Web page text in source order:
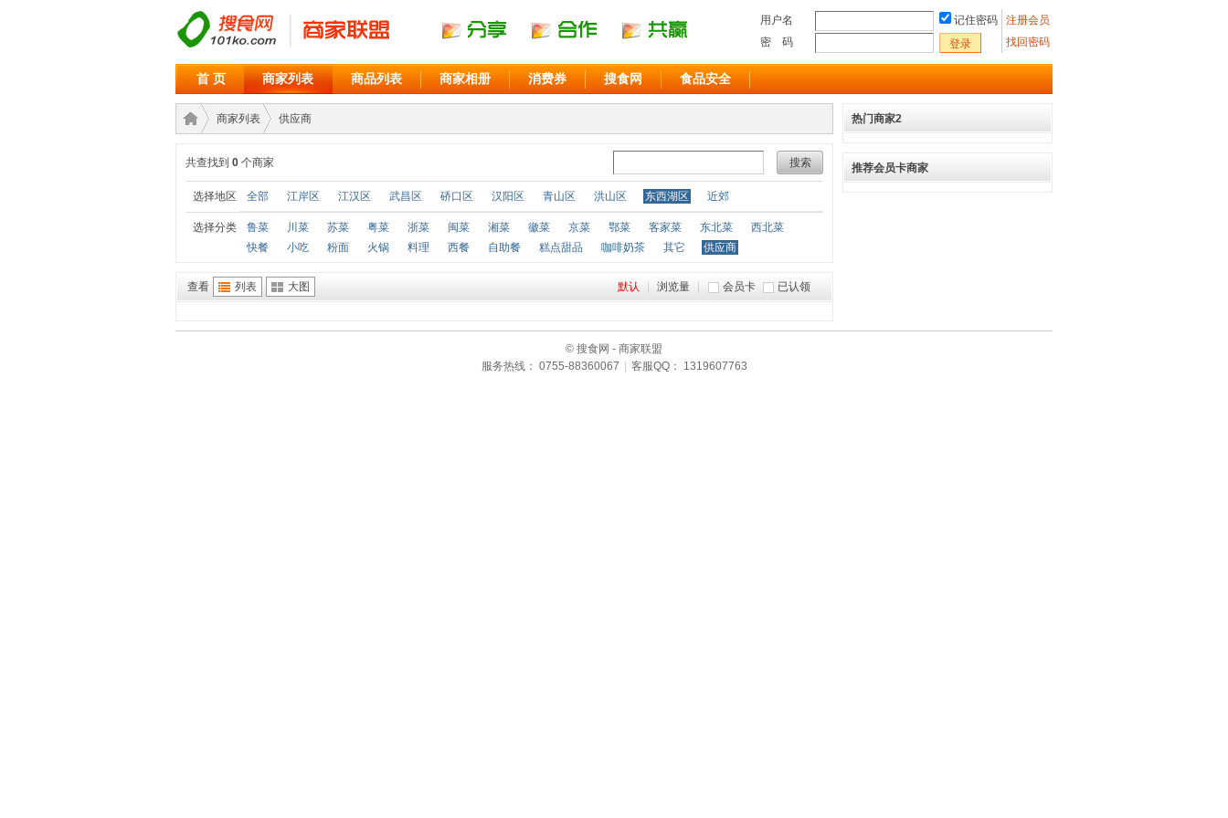
注册会员
找回密码
用户名
记住密码
密 码
登录
首 页 商家列表 商品列表 商家相册 消费券 搜食网 食品安全
商家›
商家列表
›
供应商
搜索
共查找到 0 个商家
选择地区 全部 江岸区 江汉区 武昌区 硚口区 汉阳区 青山区 洪山区 东西湖区 近郊
选择分类 鲁菜 川菜 苏菜 粤菜 浙菜 闽菜 湘菜 徽菜 京菜 鄂菜 客家菜 东北菜
西北菜
快餐
小吃 粉面 火锅 料理 西餐 自助餐 糕点甜品 咖啡奶茶 其它 供应商
查看 列表 大图 会员卡 已认领
默认 浏览量
热门商家2
推荐会员卡商家
© 搜食网 - 商家联盟
服务热线： 0755-88360067
客服QQ： 1319607763